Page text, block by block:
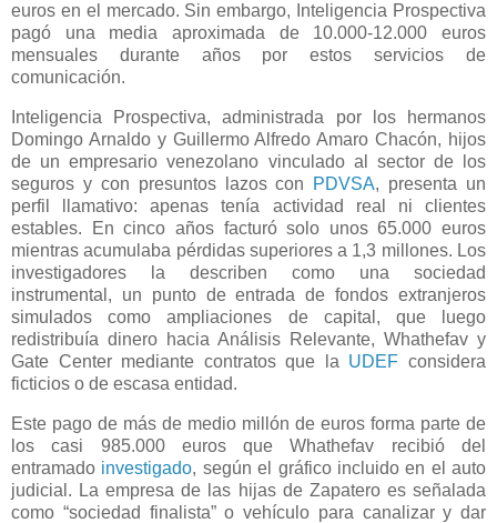
euros en el mercado. Sin embargo, Inteligencia Prospectiva
pagó una media aproximada de 10.000-12.000 euros
mensuales durante años por estos servicios de
comunicación.
Inteligencia Prospectiva, administrada por los hermanos
Domingo Arnaldo y Guillermo Alfredo Amaro Chacón, hijos
de un empresario venezolano vinculado al sector de los
seguros y con presuntos lazos con
PDVSA, presenta un
perfil llamativo: apenas tenía actividad real ni clientes
estables. En cinco años facturó solo unos 65.000 euros
mientras acumulaba pérdidas superiores a 1,3 millones. Los
investigadores la describen como una sociedad
instrumental, un punto de entrada de fondos extranjeros
simulados como ampliaciones de capital, que luego
redistribuía dinero hacia Análisis Relevante, Whathefav y
Gate Center mediante contratos que la UDEF considera
ficticios o de escasa entidad.
Este pago de más de medio millón de euros forma parte de
los casi 985.000 euros que Whathefav recibió del
entramado investigado, según el gráfico incluido en el auto
judicial. La empresa de las hijas de Zapatero es señalada
como “sociedad finalista” o vehículo para canalizar y dar